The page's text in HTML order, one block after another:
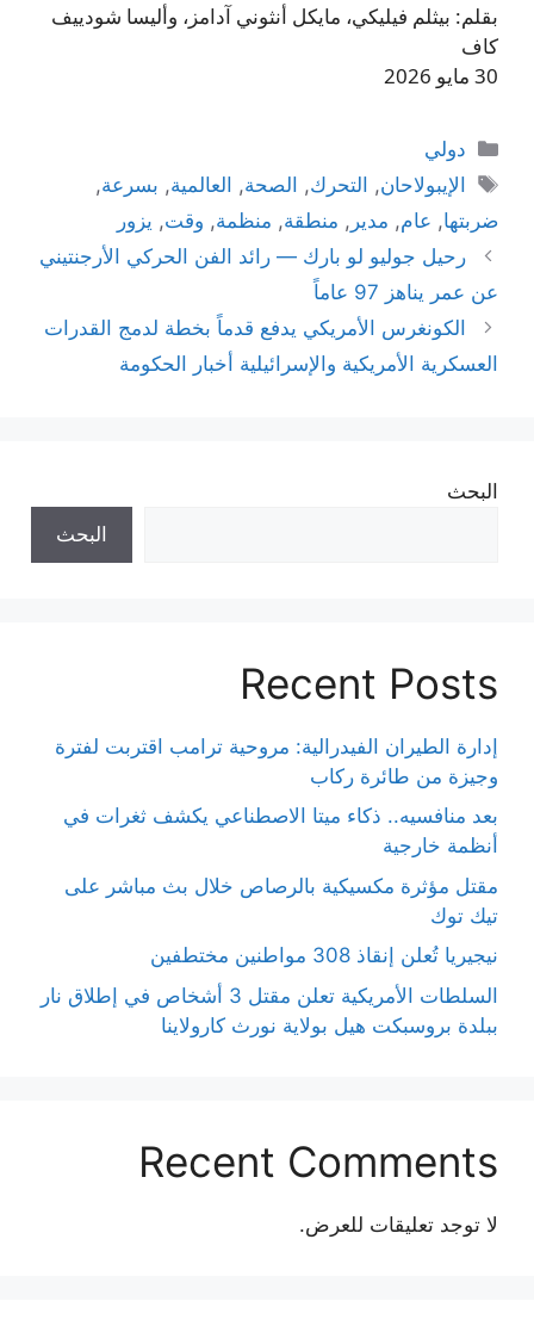
بقلم: بيثلم فيليكي، مايكل أنثوني آدامز، وأليسا شودييف
كاف
30 مايو 2026
التصنيفات
دولي
الوسوم
الإيبولاحان, التحرك, الصحة, العالمية, بسرعة,
ضربتها, عام, مدير , منطقة, منظمة, وقت, يزور
رحيل جوليو لو بارك — رائد الفن الحركي الأرجنتيني
عن عمر يناهز 97 عاماً
الكونغرس الأمريكي يدفع قدماً بخطة لدمج القدرات
العسكرية الأمريكية والإسرائيلية أخبار الحكومة
البحث
البحث
Recent Posts
إدارة الطيران الفيدرالية: مروحية ترامب اقتربت لفترة
وجيزة من طائرة ركاب
بعد منافسيه.. ذكاء ميتا الاصطناعي يكشف ثغرات في
أنظمة خارجية
مقتل مؤثرة مكسيكية بالرصاص خلال بث مباشر على
تيك توك
نيجيريا تُعلن إنقاذ 308 مواطنين مختطفين
السلطات الأمريكية تعلن مقتل 3 أشخاص في إطلاق نار
ببلدة بروسبكت هيل بولاية نورث كارولاينا
Recent Comments
لا توجد تعليقات للعرض.